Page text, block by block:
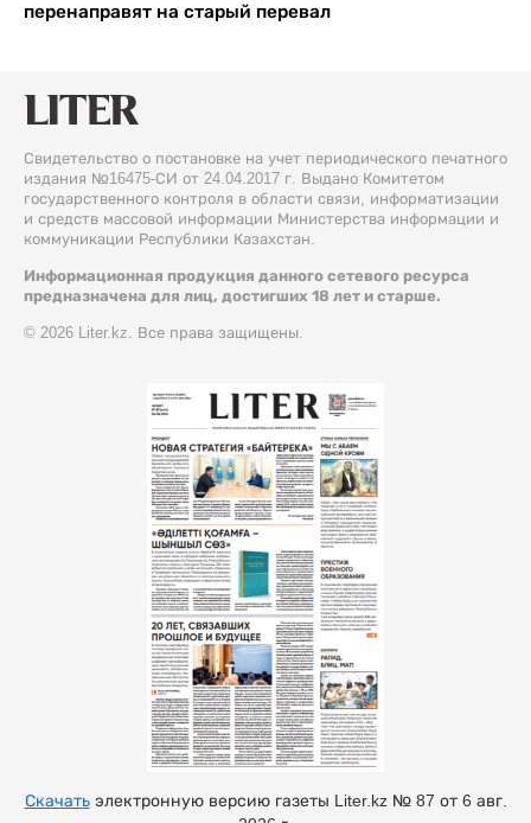
перенаправят на старый перевал
Свидетельство о постановке на учет периодического печатного
издания №16475-СИ от 24.04.2017 г. Выдано Комитетом
государственного контроля в области связи, информатизации
и средств массовой информации Министерства информации и
коммуникации Республики Казахстан.
Информационная продукция данного сетевого ресурса
предназначена для лиц, достигших 18 лет и старше.
© 2026 Liter.kz. Все права защищены.
Скачатьэлектронную версию газеты Liter.kz № 87 от 6 авг.